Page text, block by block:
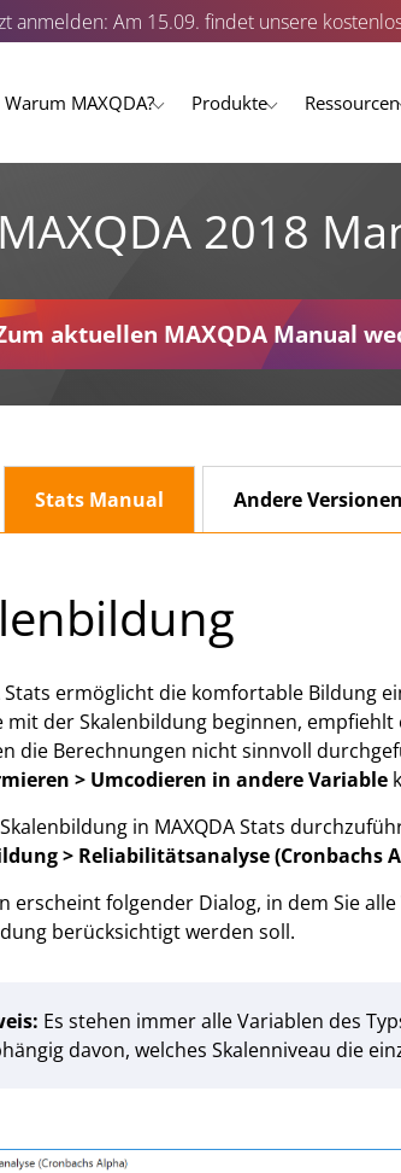
anmelden: Am 15.09. findet unsere
Warum MAXQDA? Produkte Ressourcen
MAXQDA 2018
aktuellen MAXQDA Manual
Stats Manual Andere Versionen
Stats ermöglicht die komfortable Bildung
mit der Skalenbildung beginnen,
die Berechnungen nicht sinnvoll
> Umcodieren in andere Variable
in MAXQDA Stats
> Reliabilitätsanalyse (Cronbachs
erscheint folgender Dialog, in dem Sie
berücksichtigt werden soll.
Es stehen immer alle Variablen des
davon, welches Skalenniveau die